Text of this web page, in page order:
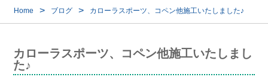
Home > ブログ > カローラスポーツ、コペン他施工いたしました♪
カローラスポーツ、コペン他施工いたしまし
た♪